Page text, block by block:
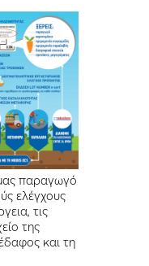
παραγωγό
ελέγχους
τις
της
και τη